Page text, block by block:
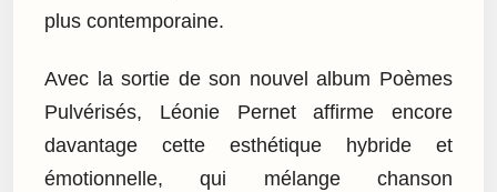
plus contemporaine.
Avec la sortie de son nouvel album Poèmes
Pulvérisés, Léonie Pernet affirme encore
davantage cette esthétique hybride et
émotionnelle, qui mélange chanson